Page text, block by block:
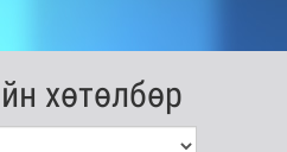
хөтөлбөр